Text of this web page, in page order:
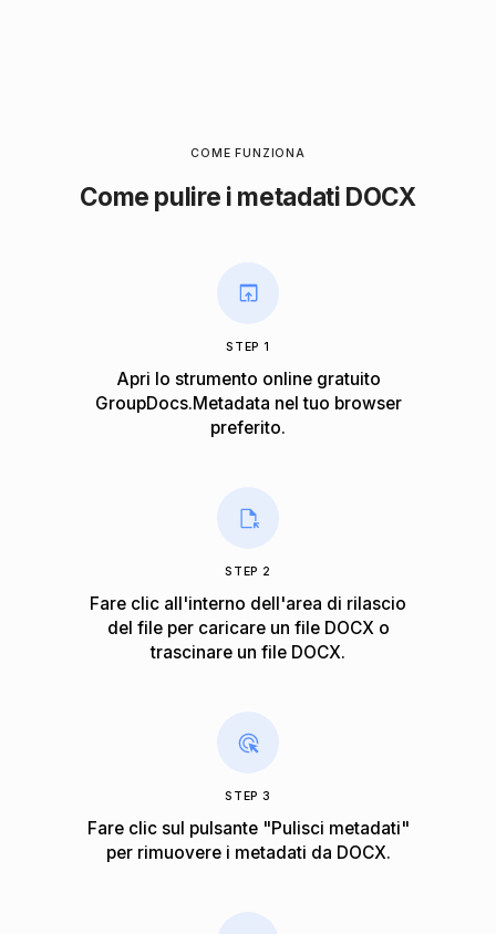
COME FUNZIONA
Come pulire i metadati DOCX
STEP 1
Apri lo strumento online gratuito
GroupDocs.Metadata nel tuo browser
preferito.
STEP 2
Fare clic all'interno dell'area di rilascio
del file per caricare un file DOCX o
trascinare un file DOCX.
STEP 3
Fare clic sul pulsante "Pulisci metadati"
per rimuovere i metadati da DOCX.